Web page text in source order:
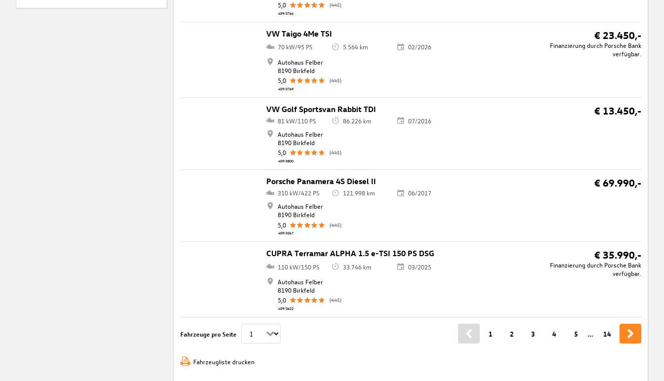
5,0
(445)
459/3764
VW Taigo 4Me TSI € 23.450,-
Finanzierung durch Porsche Bank
verfügbar.
70 kW/95 PS 5.564 km
02/2026
Autohaus Felber
8190 Birkfeld
5,0
(445)
459/3769
VW Golf Sportsvan Rabbit TDI € 13.450,-
81 kW/110 PS 86.226 km
07/2016
Autohaus Felber
8190 Birkfeld
5,0
(445)
459/3800
Porsche Panamera 4S Diesel II € 69.990,-
310 kW/422 PS 121.998 km
06/2017
Autohaus Felber
8190 Birkfeld
5,0
(445)
459/3367
CUPRA Terramar ALPHA 1.5 e-TSI 150 PS DSG € 35.990,-
Finanzierung durch Porsche Bank
verfügbar.
110 kW/150 PS 33.746 km
03/2025
Autohaus Felber
8190 Birkfeld
5,0
(445)
459/3622
Fahrzeuge pro Seite 1 2 3 4 5 ... 14
Fahrzeugliste drucken